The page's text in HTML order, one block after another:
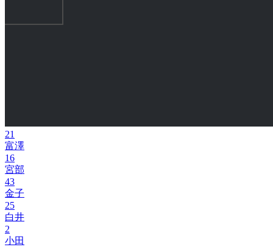
21
富澤
16
宮部
43
金子
25
白井
2
小田